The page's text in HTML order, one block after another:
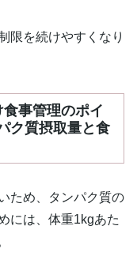
限を続けやすくなり
事管理のポイ
ク質摂取量と食
ため、タンパク質の
には、体重1kgあた